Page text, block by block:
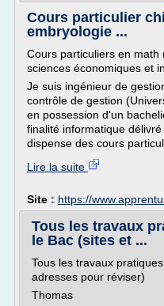
Cours particulier
embryologie ...
Cours particuliers en math
sciences économiques et
Je suis ingénieur de
contrôle de gestion
en possession d'un
finalité informatique
dispense des cours
Lire la suite
Site : https://
Tous les travaux
le Bac (sites et ...
Tous les travaux
adresses pour réviser)
Thomas